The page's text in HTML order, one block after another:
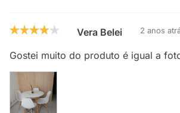
Vera Belei 2 anos
Gostei muito do produto é igual a